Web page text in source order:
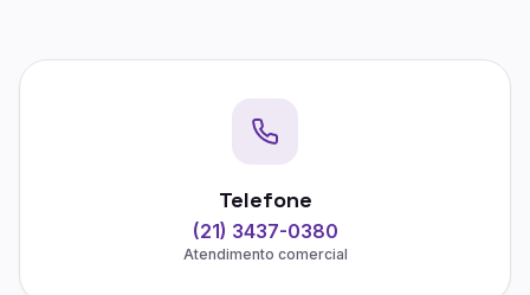
Telefone
(21) 3437-0380
Atendimento comercial